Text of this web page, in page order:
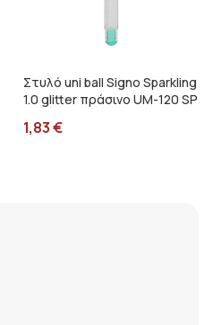
Στυλό uni ball Signo Sparkling
1.0 glitter πράσινο UM-120 SP
1,83€